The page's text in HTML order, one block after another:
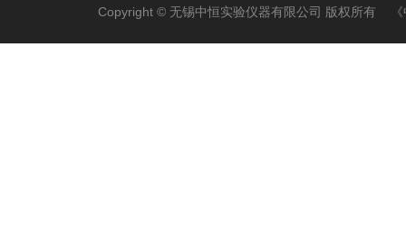
Copyright © 无锡中恒实验仪器有限公司 版权所有 《